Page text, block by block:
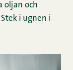
oljan och
i ugnen i